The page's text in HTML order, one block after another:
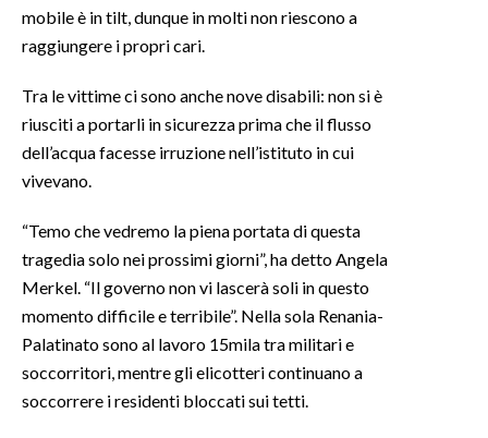
INFO AZIENDE
ABBONATI
ANNUNCI
NECROLOGI
PUBBLICITÀ
SPIAGGE
mobile è in tilt, dunque in molti non riescono a
raggiungere i propri cari.
Tra le vittime ci sono anche nove disabili: non si è
riusciti a portarli in sicurezza prima che il flusso
dell’acqua facesse irruzione nell’istituto in cui
vivevano.
“Temo che vedremo la piena portata di questa
tragedia solo nei prossimi giorni”, ha detto Angela
Merkel. “Il governo non vi lascerà soli in questo
momento difficile e terribile”. Nella sola Renania-
Palatinato sono al lavoro 15mila tra militari e
soccorritori, mentre gli elicotteri continuano a
soccorrere i residenti bloccati sui tetti.